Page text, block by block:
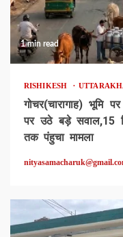
1 min read
RISHIKESH
गोचर(चारागाह) भूमि
पर उठे बड़े सवाल,15
तक पंहुचा मामला